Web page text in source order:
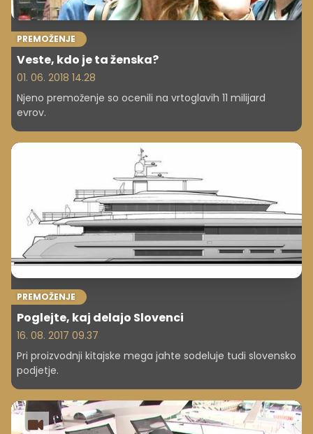
PREMOŽENJE
Veste, kdo je ta ženska?
01. 06. 2018 14.28
Njeno premoženje so ocenili na vrtoglavih 11 milijard
evrov.
PREMOŽENJE
Poglejte, kaj delajo Slovenci
16. 08. 2017 09.37
Pri proizvodnji kitajske mega jahte sodeluje tudi slovensko
podjetje.